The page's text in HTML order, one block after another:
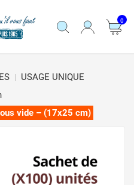
0
USAGE UNIQUE
vide – (17x25 cm)